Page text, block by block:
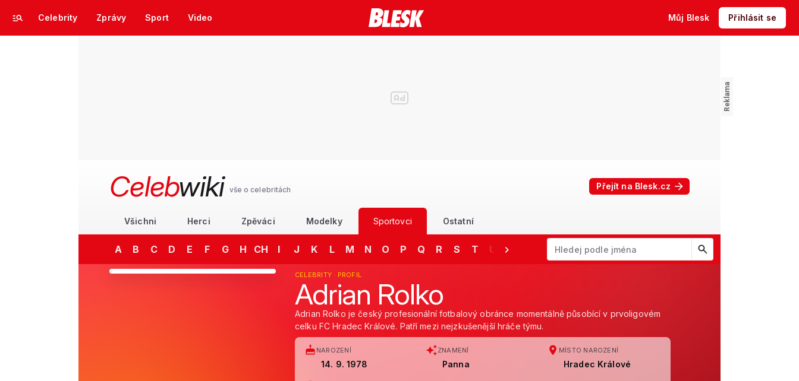
Celebrity Zprávy Sport Video Můj Blesk Přihlásit se
Celebwiki vše o celebritách Přejít na Blesk.cz
Všichni Herci Zpěváci Modelky Sportovci Ostatní
A B C D E F G H CH I J K L M N O P Q R S T U V Y Z
Začněte psát jméno. Šipkami dolů a nahoru procházejte návrhy,
CELEBRITY · PROFIL
Adrian Rolko
Adrian Rolko je český profesionální fotbalový obránce momentálně působící v prvoligovém
celku FC Hradec Králové. Patří mezi nejzkušenější hráče týmu.
NAROZENÍ
14. 9. 1978
ZNAMENÍ
Panna
MÍSTO NAROZENÍ
Hradec Králové